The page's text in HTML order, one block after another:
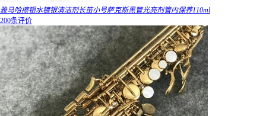
雅马哈擦银水镀银清洁剂长笛小号萨克斯黑管光亮剂管内保养110ml
200条评价